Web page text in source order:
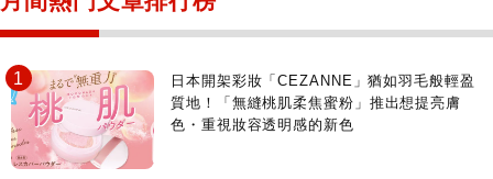
日本開架彩妝「CEZANNE」猶如羽毛般輕盈
質地！「無縫桃肌柔焦蜜粉」推出想提亮膚
色・重視妝容透明感的新色